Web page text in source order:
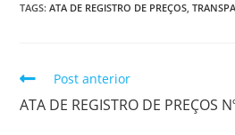
TAGS:ATA DE REGISTRO DE PREÇOS,
Post anterior
ATA DE REGISTRO DE PREÇOS